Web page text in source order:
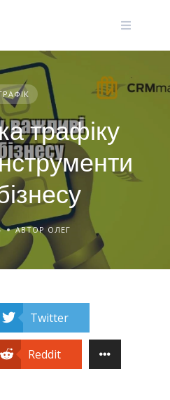
трафіку
АВТОР ОЛЕГ
Twitter
Reddit